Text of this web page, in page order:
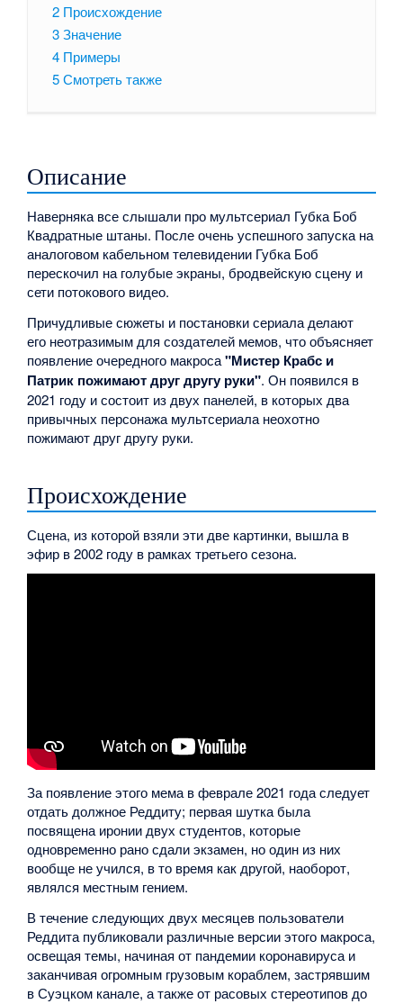
2 Происхождение
3Значение
4 Примеры
5Смотреть также
Описание
Наверняка все слышали про мультсериал Губка Боб
Квадратные штаны. После очень успешного запуска на
аналоговом кабельном телевидении Губка Боб
перескочил на голубые экраны, бродвейскую сцену и
сети потокового видео.
Причудливые сюжеты и постановки сериала делают
его неотразимым для создателей мемов, что объясняет
появление очередного макроса"Мистер Крабс и
Патрик пожимают друг другу руки". Он появился в
2021 году и состоит из двух панелей, в которых два
привычных персонажа мультсериала неохотно
пожимают друг другу руки.
Происхождение
Сцена, из которой взяли эти две картинки, вышла в
эфир в 2002 году в рамках третьего сезона.
За появление этого мема в феврале 2021 года следует
отдать должное Реддиту; первая шутка была
посвящена иронии двух студентов, которые
одновременно рано сдали экзамен, но один из них
вообще не учился, в то время как другой, наоборот,
являлся местным гением.
В течение следующих двух месяцев пользователи
Реддита публиковали различные версии этого макроса,
освещая темы, начиная от пандемии коронавируса и
заканчивая огромным грузовым кораблем, застрявшим
в Суэцком канале, а также от расовых стереотипов до